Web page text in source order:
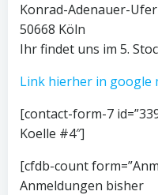
Konrad-Adenauer-
50668 Köln
Ihr findet uns im 5.
Link hierher in google
[contact-form-7
Koelle #4″]
[cfdb-count
Anmeldungen bisher